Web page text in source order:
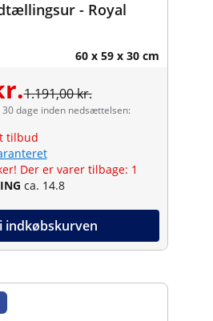
- Royal
60 x 59 x 30 cm
1.191,00 kr.
dage inden nedsættelsen:
tilbud
Der er varer tilbage: 1
ca. 14.8
indkøbskurven